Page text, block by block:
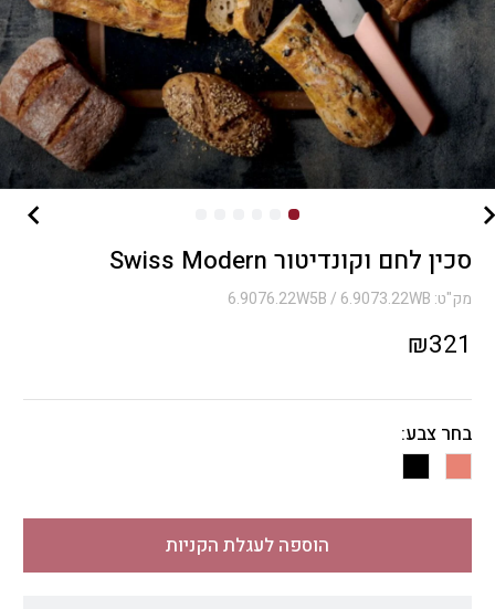
סכין לחם וקונדיטור Swiss Modern
מק"ט: 6.9076.22W5B / 6.9073.22WB
₪321
בחר צבע:
הוספה לעגלת הקניות